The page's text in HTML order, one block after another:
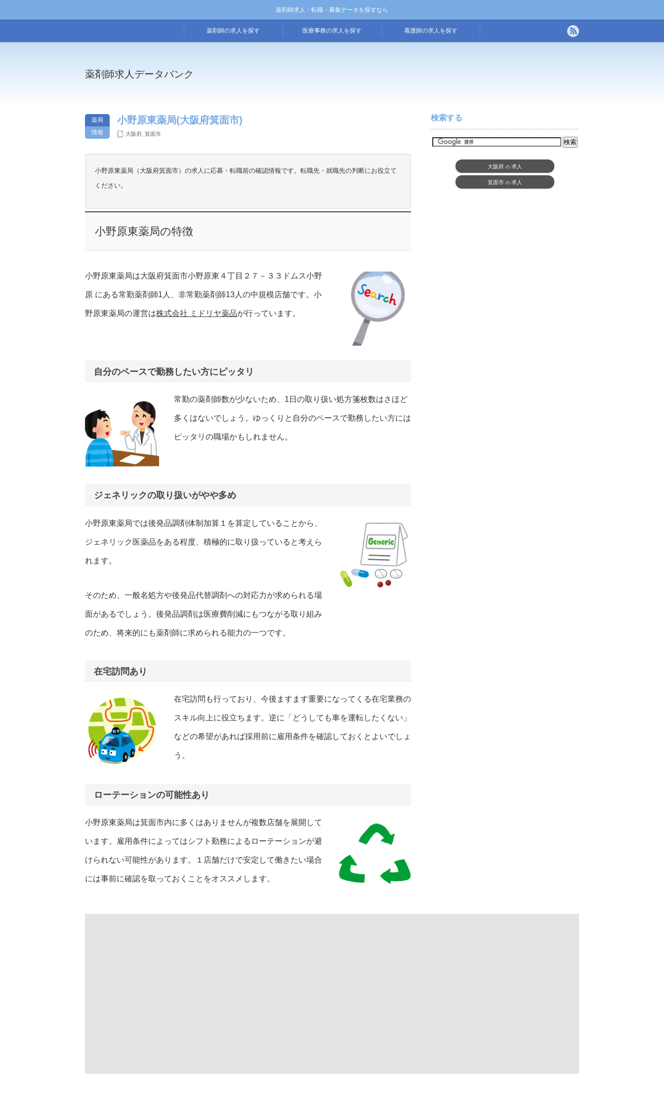
薬剤師求人・転職・募集データを探すなら
薬剤師の求人を探す 医療事務の求人を探す 看護師の求人を探す
薬剤師求人データバンク
薬局
情報
小野原東薬局(大阪府箕面市)
大阪府 箕面市
小野原東薬局（大阪府箕面市）の求人に応募・転職前の確認情報です。転職先・就職先の判断にお役立て
ください。
小野原東薬局の特徴
小野原東薬局は大阪府箕面市小野原東４丁目２７－３３ドムス小野
原 にある常勤薬剤師1人、非常勤薬剤師13人の中規模店舗です。小
野原東薬局の運営は株式会社 ミドリヤ薬品が行っています。
自分のペースで勤務したい方にピッタリ
常勤の薬剤師数が少ないため、1日の取り扱い処方箋枚数はさほど
多くはないでしょう。ゆっくりと自分のペースで勤務したい方には
ピッタリの職場かもしれません。
ジェネリックの取り扱いがやや多め
小野原東薬局では後発品調剤体制加算１を算定していることから、
ジェネリック医薬品をある程度、積極的に取り扱っていると考えら
れます。
そのため、一般名処方や後発品代替調剤への対応力が求められる場
面があるでしょう。後発品調剤は医療費削減にもつながる取り組み
のため、将来的にも薬剤師に求められる能力の一つです。
在宅訪問あり
在宅訪問も行っており、今後ますます重要になってくる在宅業務の
スキル向上に役立ちます。逆に「どうしても車を運転したくない」
などの希望があれば採用前に雇用条件を確認しておくとよいでしょ
う。
ローテーションの可能性あり
小野原東薬局は箕面市内に多くはありませんが複数店舗を展開して
います。雇用条件によってはシフト勤務によるローテーションが避
けられない可能性があります。１店舗だけで安定して働きたい場合
には事前に確認を取っておくことをオススメします。
検索する
大阪府 の 求人
箕面市 の 求人